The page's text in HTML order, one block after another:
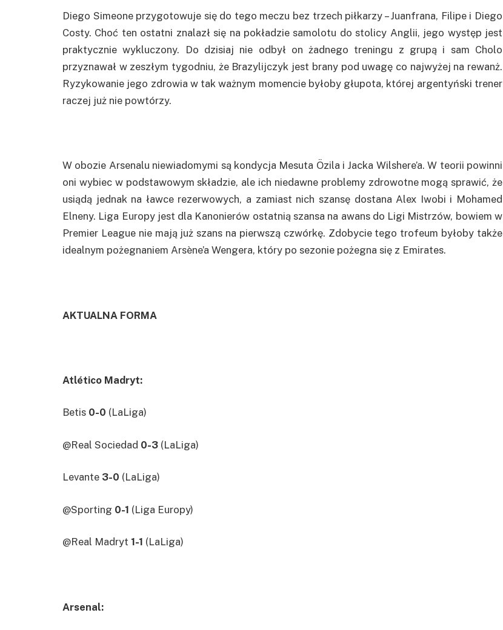
Diego Simeone przygotowuje się do tego meczu bez trzech piłkarzy – Juanfrana, Filipe i Diego
Costy. Choć ten ostatni znalazł się na pokładzie samolotu do stolicy Anglii, jego występ jest
praktycznie wykluczony. Do dzisiaj nie odbył on żadnego treningu z grupą i sam Cholo
przyznawał w zeszłym tygodniu, że Brazylijczyk jest brany pod uwagę co najwyżej na rewanż.
Ryzykowanie jego zdrowia w tak ważnym momencie byłoby głupota, której argentyński trener
raczej już nie powtórzy.
W obozie Arsenalu niewiadomymi są kondycja Mesuta Özila i Jacka Wilshere’a. W teorii powinni
oni wybiec w podstawowym składzie, ale ich niedawne problemy zdrowotne mogą sprawić, że
usiądą jednak na ławce rezerwowych, a zamiast nich szansę dostana Alex Iwobi i Mohamed
Elneny. Liga Europy jest dla Kanonierów ostatnią szansa na awans do Ligi Mistrzów, bowiem w
Premier League nie mają już szans na pierwszą czwórkę. Zdobycie tego trofeum byłoby także
idealnym pożegnaniem Arsène’a Wengera, który po sezonie pożegna się z Emirates.
AKTUALNA FORMA
Atlético Madryt:
Betis 0-0 (LaLiga)
@Real Sociedad 0-3 (LaLiga)
Levante 3-0 (LaLiga)
@Sporting 0-1 (Liga Europy)
@Real Madryt 1-1 (LaLiga)
Arsenal: